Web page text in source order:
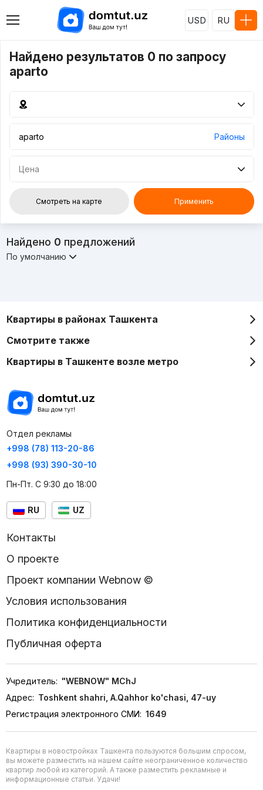
USD RU
Найдено результатов 0 по запросу
aparto
Районы
Цена
Смотреть на карте Применить
Найдено 0 предложений
По умолчанию
Квартиры в районах Ташкента
Смотрите также
Квартиры в Ташкенте возле метро
Отдел рекламы
+998 (78) 113-20-86
+998 (93) 390-30-10
Пн-Пт. С 9:30 до 18:00
RU UZ
Контакты
О проекте
Проект компании Webnow ©
Условия использования
Политика конфиденциальности
Публичная оферта
Учредитель: "WEBNOW" MChJ
Адрес: Toshkent shahri, A.Qahhor ko'chasi, 47-uy
Регистрация электронного СМИ: 1649
Квартиры в новостройках Ташкента пользуются большим спросом,
вы можете разместить на нашем сайте неограниченное количество
квартир любой из категорий. А также разместить рекламные и
информационные статьи. Удачи!